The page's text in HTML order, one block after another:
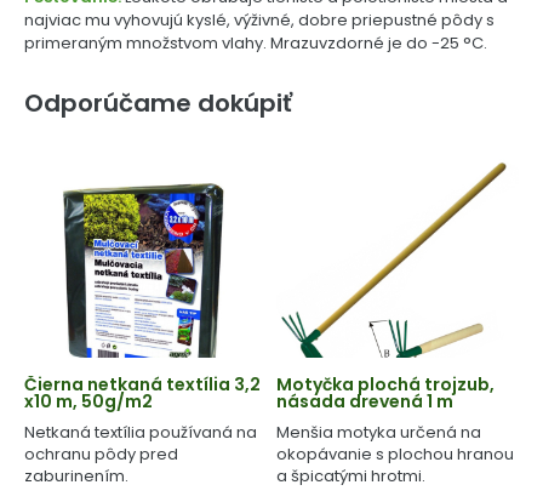
najviac mu vyhovujú kyslé, výživné, dobre priepustné pôdy s
primeraným množstvom vlahy. Mrazuvzdorné je do -25 °C.
Odporúčame dokúpiť
Čierna netkaná textília 3,2
x10 m, 50g/m2
Netkaná textília používaná na
ochranu pôdy pred
zaburinením.
Motyčka plochá trojzub,
násada drevená 1 m
Menšia motyka určená na
okopávanie s plochou hranou
a špicatými hrotmi.